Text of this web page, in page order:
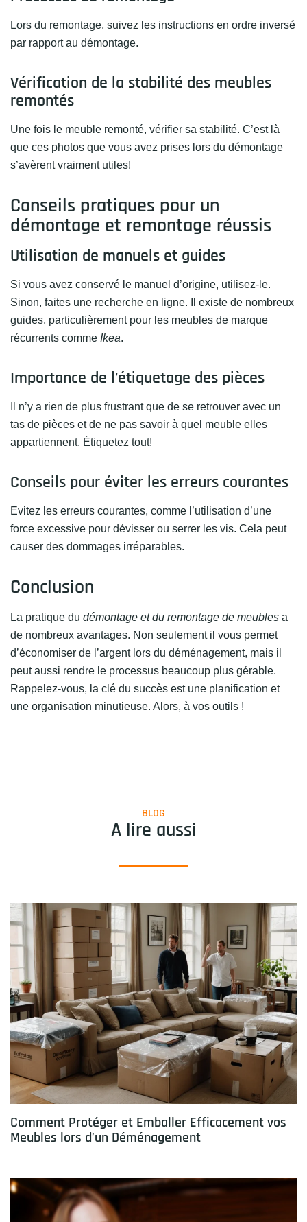
Lors du remontage, suivez les instructions en ordre inversé
par rapport au démontage.
Vérification de la stabilité des meubles
remontés
Une fois le meuble remonté, vérifier sa stabilité. C’est là
que ces photos que vous avez prises lors du démontage
s’avèrent vraiment utiles!
Conseils pratiques pour un
démontage et remontage réussis
Utilisation de manuels et guides
Si vous avez conservé le manuel d’origine, utilisez-le.
Sinon, faites une recherche en ligne. Il existe de nombreux
guides, particulièrement pour les meubles de marque
récurrents comme Ikea.
Importance de l’étiquetage des pièces
Il n’y a rien de plus frustrant que de se retrouver avec un
tas de pièces et de ne pas savoir à quel meuble elles
appartiennent. Étiquetez tout!
Conseils pour éviter les erreurs courantes
Evitez les erreurs courantes, comme l’utilisation d’une
force excessive pour dévisser ou serrer les vis. Cela peut
causer des dommages irréparables.
Conclusion
La pratique du démontage et du remontage de meubles a
de nombreux avantages. Non seulement il vous permet
d’économiser de l’argent lors du déménagement, mais il
peut aussi rendre le processus beaucoup plus gérable.
Rappelez-vous, la clé du succès est une planification et
une organisation minutieuse. Alors, à vos outils !
BLOG
A lire aussi
Comment Protéger et Emballer Efficacement vos
Meubles lors d’un Déménagement